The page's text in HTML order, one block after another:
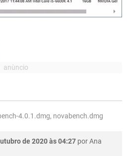
4.0.1.dmg, novabench.dmg
de 2020 às 04:27 porAna